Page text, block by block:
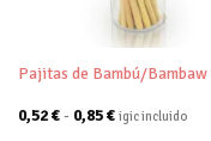
Pajitas de Bambú/Bambaw
0,52€- 0,85€Rango
de
igic incluido